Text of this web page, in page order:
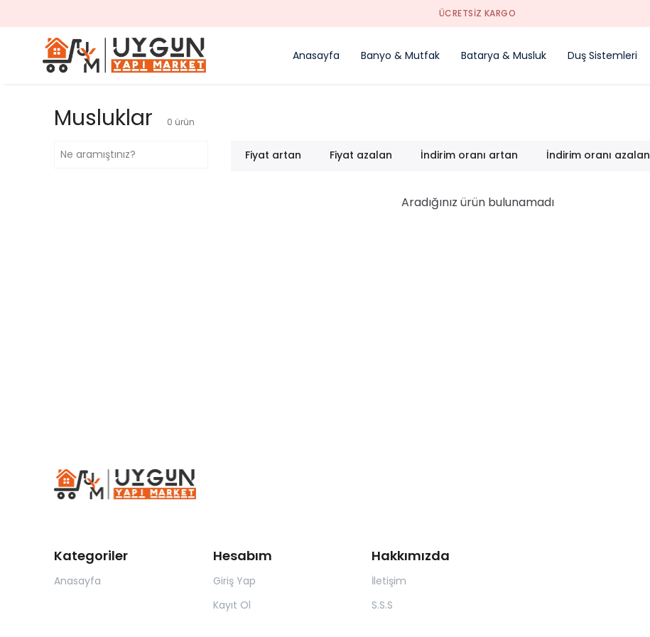
ÜCRETSİZ KARGO
Anasayfa Banyo & Mutfak Batarya & Musluk Duş Sistemleri
Musluklar 0 ürün
Fiyat artan Fiyat azalan İndirim oranı artan İndirim oranı azalan
Aradığınız ürün bulunamadı
Kategoriler
Anasayfa
Hesabım
Giriş Yap
Kayıt Ol
Hakkımızda
İletişim
S.S.S